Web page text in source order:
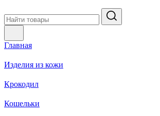
Главная
Изделия из кожи
Крокодил
Кошельки